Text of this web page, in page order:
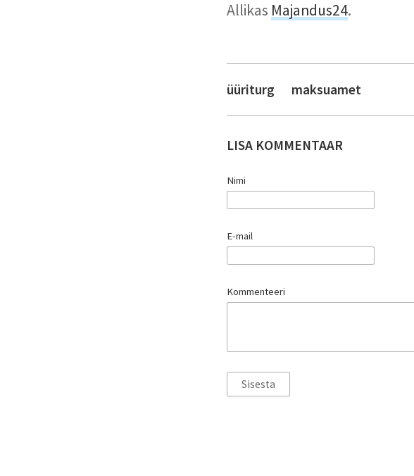
Allikas Majandus24.
üüriturg maksuamet
LISA KOMMENTAAR
Nimi
E-mail
Kommenteeri